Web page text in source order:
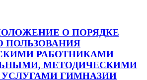
ПОЛОЖЕНИЕ О ПОРЯДКЕ
ПОЛЬЗОВАНИЯ
РАБОТНИКАМИ
МЕТОДИЧЕСКИМИ
ГИМНАЗИИ